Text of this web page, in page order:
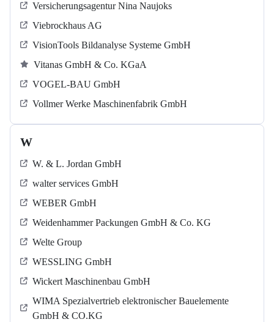
Versicherungsagentur Nina Naujoks
Viebrockhaus AG
VisionTools Bildanalyse Systeme GmbH
Vitanas GmbH & Co. KGaA
VOGEL-BAU GmbH
Vollmer Werke Maschinenfabrik GmbH
W
W. & L. Jordan GmbH
walter services GmbH
WEBER GmbH
Weidenhammer Packungen GmbH & Co. KG
Welte Group
WESSLING GmbH
Wickert Maschinenbau GmbH
WIMA Spezialvertrieb elektronischer Bauelemente
GmbH & CO.KG